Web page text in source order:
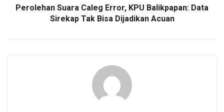
Perolehan Suara Caleg Error, KPU Balikpapan: Data
Sirekap Tak Bisa Dijadikan Acuan